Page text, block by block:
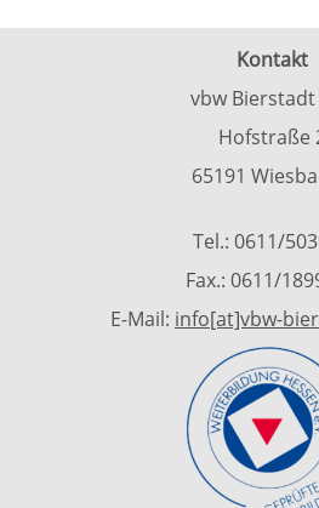
Kontakt
vbw Bierstadt
Hofstraße
65191
Tel.: 0611/
Fax.: 0611/
E-Mail: info[at]vbw-